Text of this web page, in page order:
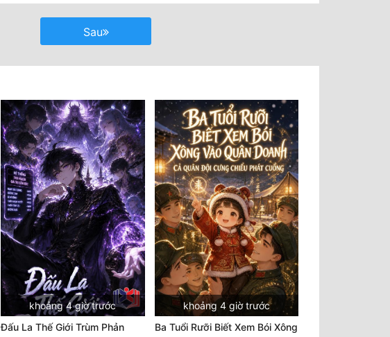
Sau
khoảng 4 giờ trước
Đấu La Thế Giới Trùm Phản
khoảng 4 giờ trước
Ba Tuổi Rưỡi Biết Xem Bói Xông